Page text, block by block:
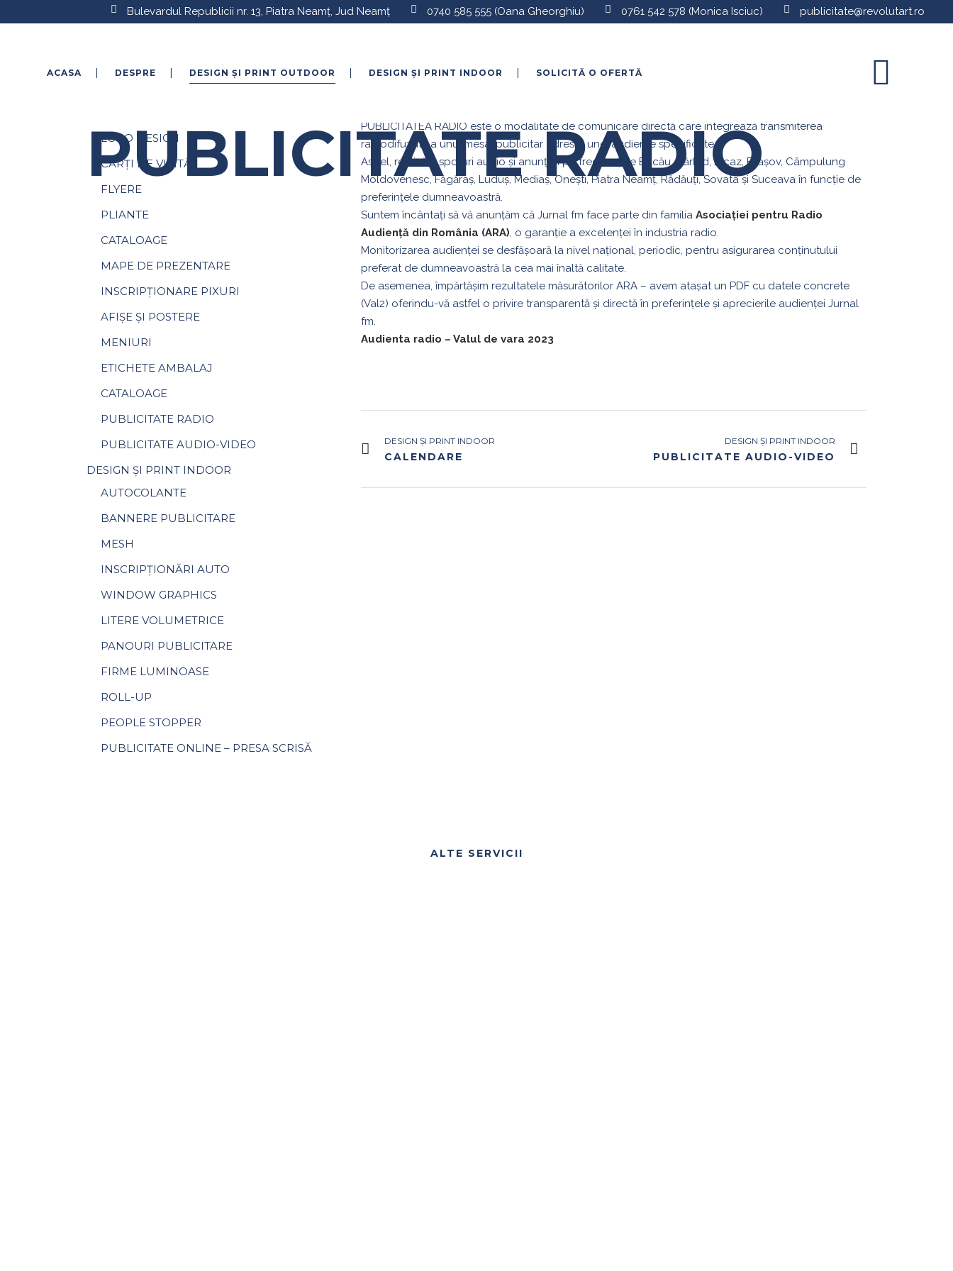
Bulevardul Republicii nr. 13, Piatra Neamț, Jud Neamț 0740 585 555(Oana Gheorghiu) 0761 542 578 (Monica Isciuc) publicitate@revolutart.ro
ACASA DESPRE DESIGN ȘI PRINT OUTDOOR DESIGN ȘI PRINT INDOOR SOLICITĂ O OFERTĂ
PUBLICITATE RADIO
LOGO DESIGN
CĂRȚI DE VIZITĂ
FLYERE
PLIANTE
CATALOAGE
MAPE DE PREZENTARE
INSCRIPȚIONARE PIXURI
AFIȘE ȘI POSTERE
MENIURI
ETICHETE AMBALAJ
CATALOAGE
PUBLICITATE RADIO
PUBLICITATE AUDIO-VIDEO
DESIGN ȘI PRINT INDOOR
AUTOCOLANTE
BANNERE PUBLICITARE
MESH
INSCRIPȚIONĂRI AUTO
WINDOW GRAPHICS
LITERE VOLUMETRICE
PANOURI PUBLICITARE
FIRME LUMINOASE
ROLL-UP
PEOPLE STOPPER
PUBLICITATE ONLINE – PRESA SCRISĂ
PUBLICITATEA RADIO este o modalitate de comunicare directă care integrează transmiterea
radiodifuzată a unui mesaj publicitar adresat unei audienţe specificate.
Astfel, realizăm spoturi audio și anunțuri pe frecvențele Bacău, Bârlad, Bicaz, Brașov, Câmpulung
Moldovenesc, Făgăraș, Luduș, Mediaș, Onești, Piatra Neamț, Rădăuți, Sovata și Suceava în funcție de
preferințele dumneavoastră.
Suntem încântați să vă anunțăm că Jurnal fm face parte din familia Asociației pentru Radio
Audiență din România (ARA), o garanție a excelenței în industria radio.
Monitorizarea audienței se desfășoară la nivel național, periodic, pentru asigurarea conținutului
preferat de dumneavoastră la cea mai înaltă calitate.
De asemenea, împărtășim rezultatele măsurătorilor ARA – avem atașat un PDF cu datele concrete
(Val2) oferindu-vă astfel o privire transparentă și directă în preferințele și aprecierile audienței Jurnal
fm.
Audienta radio – Valul de vara 2023
DESIGN ȘI PRINT INDOOR
CALENDARE
DESIGN ȘI PRINT INDOOR
PUBLICITATE AUDIO-VIDEO
ALTE SERVICII